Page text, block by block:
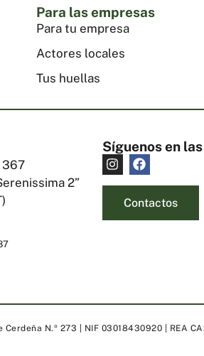
Para las empresas
Para tu empresa
Actores locales
Tus huellas
367
2”
Síguenos en
Contactos
N.º 273 | NIF 03018430920 | REA